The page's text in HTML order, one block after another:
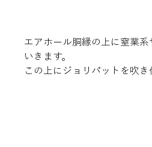
エアホール胴縁の上に窒業系
いきます。
この上にジョリパットを吹き